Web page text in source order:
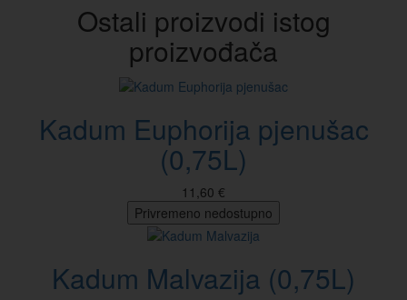
Ostali proizvodi istog
proizvođača
Kadum Euphorija pjenušac
(0,75L)
11,60 €
Privremeno nedostupno
Kadum Malvazija (0,75L)